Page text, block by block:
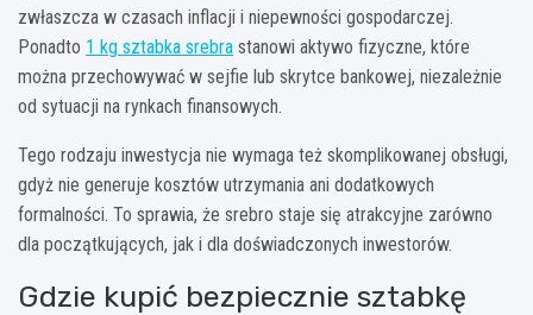
zwłaszcza w czasach inflacji i niepewności gospodarczej.
Ponadto 1 kg sztabka srebra stanowi aktywo fizyczne, które
można przechowywać w sejfie lub skrytce bankowej, niezależnie
od sytuacji na rynkach finansowych.
Tego rodzaju inwestycja nie wymaga też skomplikowanej obsługi,
gdyż nie generuje kosztów utrzymania ani dodatkowych
formalności. To sprawia, że srebro staje się atrakcyjne zarówno
dla początkujących, jak i dla doświadczonych inwestorów.
Gdzie kupić bezpiecznie sztabkę